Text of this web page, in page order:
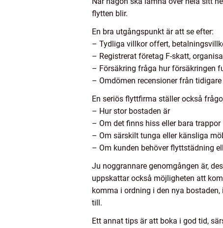
flytten blir.
En bra utgångspunkt är att se efter:
– Tydliga villkor offert,
– Registrerat företag F-skatt,
– Försäkring fråga hur försäkringen
– Omdömen recensioner från
En seriös flyttfirma ställer också
– Hur stor bostaden är
– Om det finns hiss eller bara trappor
– Om särskilt tunga eller känsliga
– Om kunden behöver flyttstädning
Ju noggrannare genomgången är,
uppskattar också möjligheten att
komma i ordning i den nya
till.
Ett annat tips är att boka i god tid,